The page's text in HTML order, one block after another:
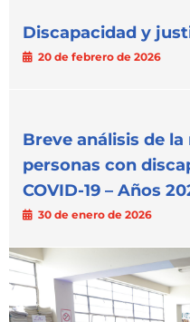
Discapacidad y
20 de febrero de 2026
Breve análisis de
personas con
COVID-19 – Años
30 de enero de 2026